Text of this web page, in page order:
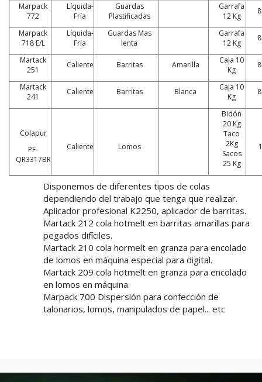
Marpack
772
Líquida-
Fría
Guardas
Plastificadas
Garrafa
12 Kg
Marpack
718 E/L
Líquida-
Fría
Guardas Mas
lenta
Garrafa
12 Kg
Martack
251
Caliente Barritas Amarilla
Caja 10
Kg
Martack
241
Caliente Barritas Blanca
Caja 10
Kg
Colapur
PF-
QR3317BR
Caliente Lomos
Bidón
20 Kg
Taco
2Kg
Sacos
25 Kg
Disponemos de diferentes tipos de colas
dependiendo del trabajo que tenga que realizar.
Aplicador profesional K2250, aplicador de barritas.
Martack 212 cola hotmelt en barritas amarillas para
pegados difíciles.
Martack 210 cola hormelt en granza para encolado
de lomos en máquina especial para digital.
Martack 209 cola hotmelt en granza para encolado
en lomos en máquina.
Marpack 700 Dispersión para confección de
talonarios, lomos, manipulados de papel... etc